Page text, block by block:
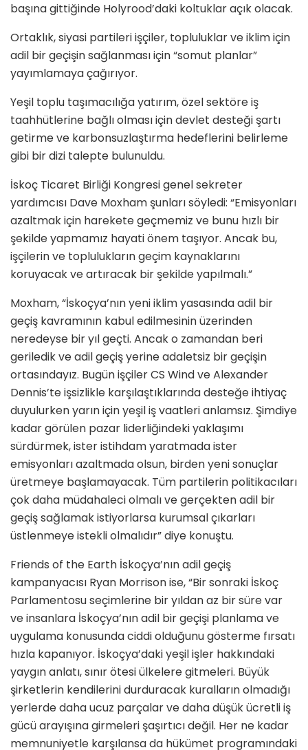
başına gittiğinde Holyrood’daki koltuklar açık olacak.
Ortaklık, siyasi partileri işçiler, topluluklar ve iklim için
adil bir geçişin sağlanması için “somut planlar”
yayımlamaya çağırıyor.
Yeşil toplu taşımacılığa yatırım, özel sektöre iş
taahhütlerine bağlı olması için devlet desteği şartı
getirme ve karbonsuzlaştırma hedeflerini belirleme
gibi bir dizi talepte bulunuldu.
İskoç Ticaret Birliği Kongresi genel sekreter
yardımcısı Dave Moxham şunları söyledi: “Emisyonları
azaltmak için harekete geçmemiz ve bunu hızlı bir
şekilde yapmamız hayati önem taşıyor. Ancak bu,
işçilerin ve toplulukların geçim kaynaklarını
koruyacak ve artıracak bir şekilde yapılmalı.”
Moxham, “İskoçya’nın yeni iklim yasasında adil bir
geçiş kavramının kabul edilmesinin üzerinden
neredeyse bir yıl geçti. Ancak o zamandan beri
geriledik ve adil geçiş yerine adaletsiz bir geçişin
ortasındayız. Bugün işçiler CS Wind ve Alexander
Dennis’te işsizlikle karşılaştıklarında desteğe ihtiyaç
duyulurken yarın için yeşil iş vaatleri anlamsız. Şimdiye
kadar görülen pazar liderliğindeki yaklaşımı
sürdürmek, ister istihdam yaratmada ister
emisyonları azaltmada olsun, birden yeni sonuçlar
üretmeye başlamayacak. Tüm partilerin politikacıları
çok daha müdahaleci olmalı ve gerçekten adil bir
geçiş sağlamak istiyorlarsa kurumsal çıkarları
üstlenmeye istekli olmalıdır” diye konuştu.
Friends of the Earth İskoçya’nın adil geçiş
kampanyacısı Ryan Morrison ise, “Bir sonraki İskoç
Parlamentosu seçimlerine bir yıldan az bir süre var
ve insanlara İskoçya’nın adil bir geçişi planlama ve
uygulama konusunda ciddi olduğunu gösterme fırsatı
hızla kapanıyor. İskoçya’daki yeşil işler hakkındaki
yaygın anlatı, sınır ötesi ülkelere gitmeleri. Büyük
şirketlerin kendilerini durduracak kuralların olmadığı
yerlerde daha ucuz parçalar ve daha düşük ücretli iş
gücü arayışına girmeleri şaşırtıcı değil. Her ne kadar
memnuniyetle karşılansa da hükümet programındaki